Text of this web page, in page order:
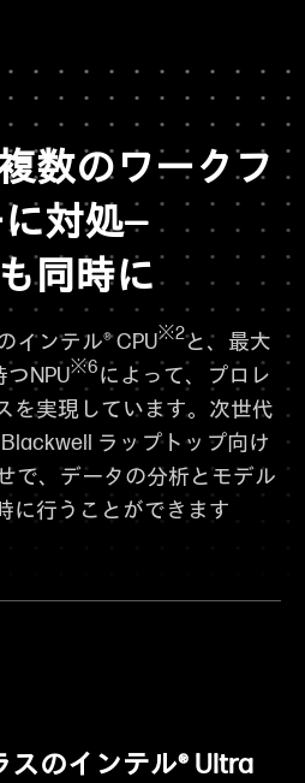
数のワークフ
対処—
同時に
インテル® CPU※2と、最大
つNPU※6によって、プロレ
を実現しています。次世代
Blackwell ラップトップ向け
で、データの分析とモデル
に行うことができます
のインテル® Ultra